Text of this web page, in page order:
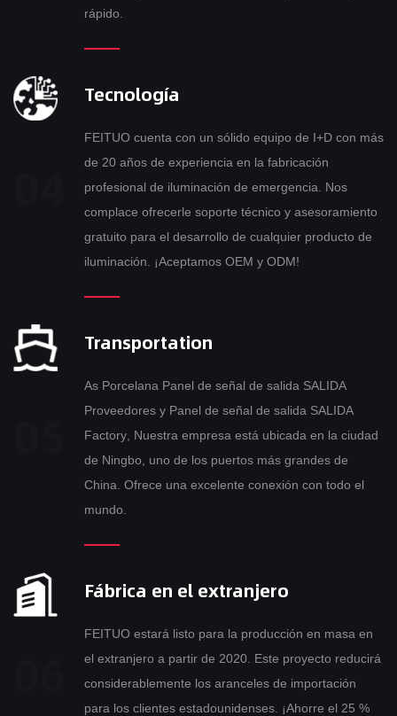
rápido.
Tecnología
FEITUO cuenta con un sólido equipo de I+D con más
de 20 años de experiencia en la fabricación
profesional de iluminación de emergencia. Nos
complace ofrecerle soporte técnico y asesoramiento
gratuito para el desarrollo de cualquier producto de
iluminación. ¡Aceptamos OEM y ODM!
Transportation
As Porcelana Panel de señal de salida SALIDA
Proveedores y Panel de señal de salida SALIDA
Factory, Nuestra empresa está ubicada en la ciudad
de Ningbo, uno de los puertos más grandes de
China. Ofrece una excelente conexión con todo el
mundo.
Fábrica en el extranjero
FEITUO estará listo para la producción en masa en
el extranjero a partir de 2020. Este proyecto reducirá
considerablemente los aranceles de importación
para los clientes estadounidenses. ¡Ahorre el 25 %